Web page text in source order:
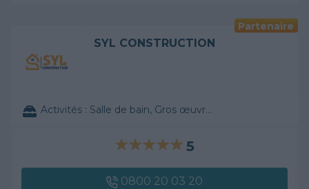
Partenaire
SYL CONSTRUCTION
Activités : Salle de bain, Gros œuvre, ...
5
0800 20 03 20